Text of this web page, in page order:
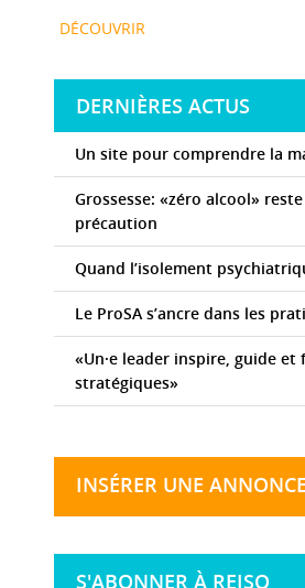
DÉCOUVRIR
DERNIÈRES ACTUS
Un site pour comprendre la
Grossesse: «zéro alcool»
précaution
Quand l’isolement
Le ProSA s’ancre dans les
«Un·e leader inspire, guide et
stratégiques»
INSÉRER UNE ANNONCE
S'ABONNER À REISO